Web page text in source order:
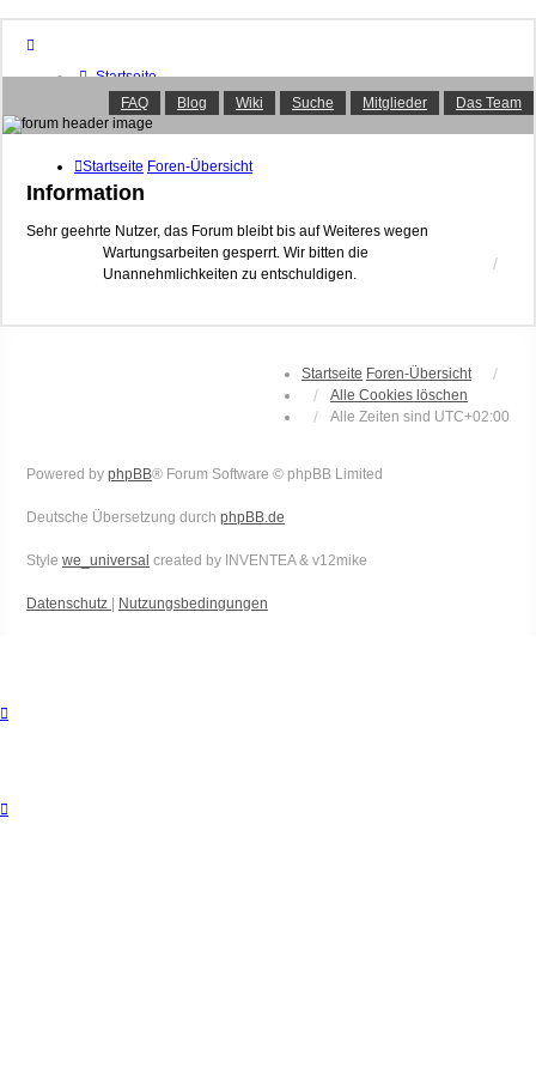
Startseite
Foren-Übersicht
FAQ
Suche
Aktive Themen
Das Team
Anmelden
FAQ Blog Wiki Suche Mitglieder Das Team
Startseite Foren-Übersicht
Information
Sehr geehrte Nutzer, das Forum bleibt bis auf Weiteres wegen
Wartungsarbeiten gesperrt. Wir bitten die
Unannehmlichkeiten zu entschuldigen.
Startseite Foren-Übersicht
Alle Cookies löschen
Alle Zeiten sind UTC+02:00
Powered by phpBB® Forum Software © phpBB Limited
Deutsche Übersetzung durch phpBB.de
Style we_universal created by INVENTEA & v12mike
Datenschutz Nutzungsbedingungen